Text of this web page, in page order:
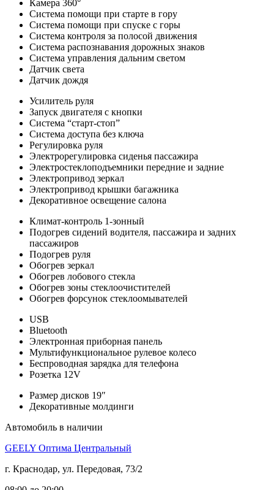
Камера 360°
Система помощи при старте в гору
Система помощи при спуске с горы
Система контроля за полосой движения
Система распознавания дорожных знаков
Система управления дальним светом
Датчик света
Датчик дождя
Усилитель руля
Запуск двигателя с кнопки
Система “старт-стоп”
Система доступа без ключа
Регулировка руля
Электрорегулировка сиденья пассажира
Электростеклоподъемники передние и задние
Электропривод зеркал
Электропривод крышки багажника
Декоративное освещение салона
Климат-контроль 1-зонный
Подогрев сидений водителя, пассажира и задних
пассажиров
Подогрев руля
Обогрев зеркал
Обогрев лобового стекла
Обогрев зоны стеклоочистителей
Обогрев форсунок стеклоомывателей
USB
Bluetooth
Электронная приборная панель
Мультифункциональное рулевое колесо
Беспроводная зарядка для телефона
Розетка 12V
Размер дисков 19″
Декоративные молдинги
Автомобиль в наличии
GEELY Оптима Центральный
г. Краснодар, ул. Передовая, 73/2